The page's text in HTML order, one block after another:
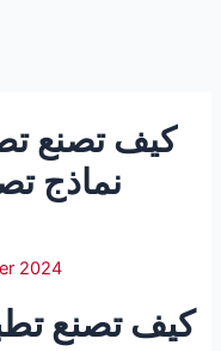
كيف تصنع
نماذج
2024
كيف تصنع